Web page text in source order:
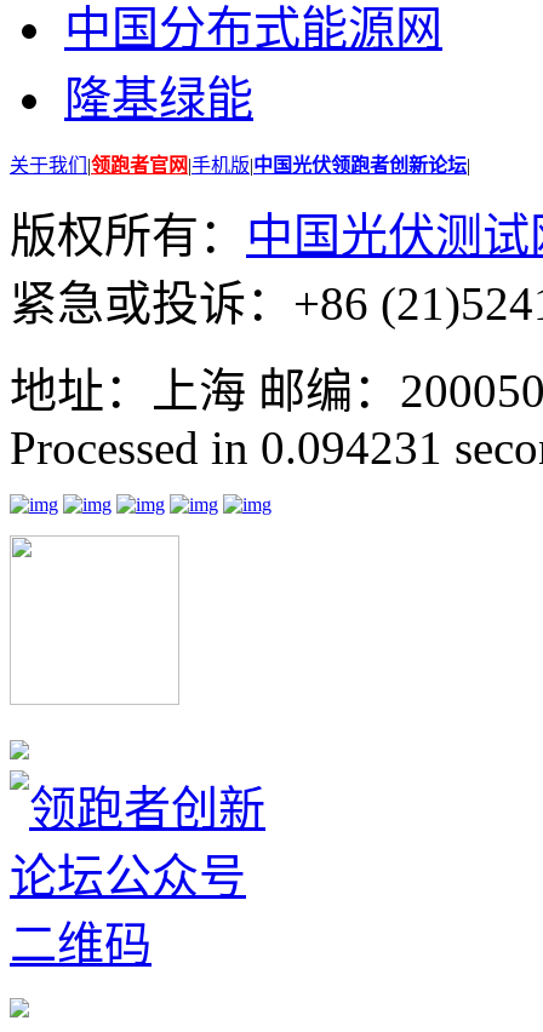
中国分布式能源网
隆基绿能
关于我们 |领跑者官网|手机版|中国光伏领跑者创新论坛|
版权所有： 中国光伏测试
紧急或投诉：+86
地址：上海 邮编：
Processed in 0.094231